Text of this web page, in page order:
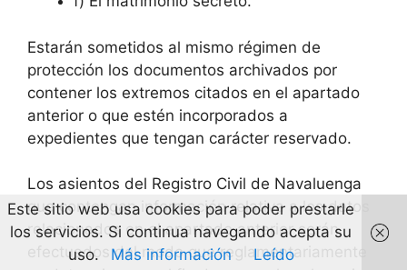
Estarán sometidos al mismo régimen de
protección los documentos archivados por
contener los extremos citados en el apartado
anterior o que estén incorporados a
expedientes que tengan carácter reservado.
Los asientos del Registro Civil de Navaluenga
que contengan información relativa a los datos
relacionados en el apartado anterior serán
efectuados del modo que reglamentariamente
Este sitio web usa cookies para poder prestarle
los servicios. Si continua navegando acepta su
uso.
Más información Leído